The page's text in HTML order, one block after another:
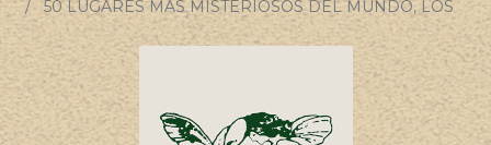
50 LUGARES MAS MISTERIOSOS DEL MUNDO, LOS